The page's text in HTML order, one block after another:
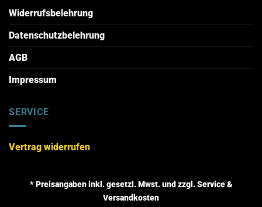
Widerrufsbelehrung
Datenschutzbelehrung
AGB
Impressum
SERVICE
Vertrag widerrufen
* Preisangaben inkl. gesetzl. Mwst. und zzgl. Service &
Versandkosten